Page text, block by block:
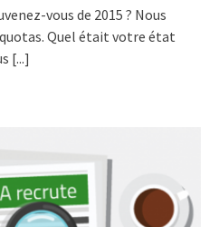
vous de 2015 ? Nous
Quel était votre état
[...]